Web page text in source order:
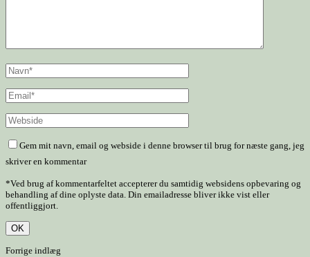
Gem mit navn, email og webside i denne browser til brug for næste gang, jeg
skriver en kommentar
*Ved brug af kommentarfeltet accepterer du samtidig websidens opbevaring og
behandling af dine oplyste data. Din emailadresse bliver ikke vist eller
offentliggjort.
Forrige indlæg